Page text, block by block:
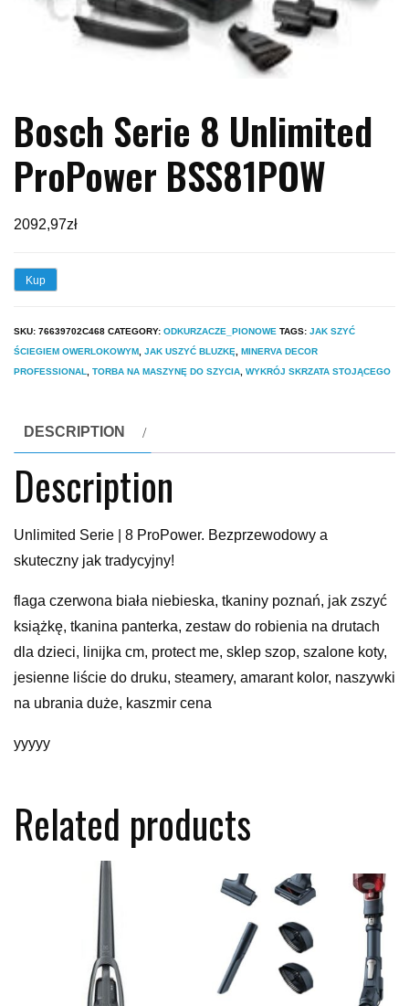
Bosch Serie 8 Unlimited
ProPower BSS81POW
2092,97zł
Kup
SKU: 76639702C468 CATEGORY: ODKURZACZE_PIONOWE TAGS: JAK SZYĆ
ŚCIEGIEM OWERLOKOWYM JAK USZYĆ BLUZKĘ
MINERVA DECOR
PROFESSIONAL
TORBA NA MASZYNĘ DO SZYCIA WYKRÓJ SKRZATA STOJĄCEGO
DESCRIPTION
Description
Unlimited Serie | 8 ProPower. Bezprzewodowy a
skuteczny jak tradycyjny!
flaga czerwona biała niebieska, tkaniny poznań, jak zszyć
książkę, tkanina panterka, zestaw do robienia na drutach
dla dzieci, linijka cm, protect me, sklep szop, szalone koty,
jesienne liście do druku, steamery, amarant kolor, naszywki
na ubrania duże, kaszmir cena
yyyyy
Related products